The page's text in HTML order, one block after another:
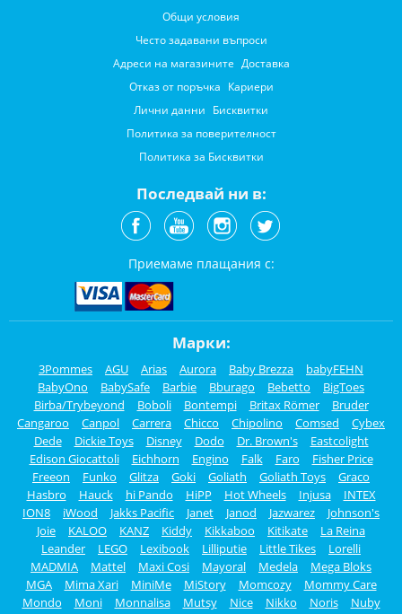
Общи условия
Често задавани въпроси
Адреси на магазините Доставка
Отказ от поръчка Кариери
Лични данни Бисквитки
Политика за поверителност
Политика за Бисквитки
Последвай ни в:
Приемаме плащания с:
Марки:
3Pommes AGU Arias Aurora Baby Brezza
babyFEHN
BabyOno
BabySafe Barbie Bburago Bebetto
BigToes
Birba/Trybeyond
Boboli Bontempi Britax Römer
Bruder
Cangaroo
Canpol Carrera Chicco Chipolino Comsed
Cybex
Dede
Dickie Toys Disney Dodo Dr. Brown's
Eastcolight
Edison Giocattoli
Eichhorn Engino Falk Faro
Fisher Price
Freeon
Funko Glitza Goki Goliath Goliath Toys
Graco
Hasbro
Hauck hi Pando HiPP Hot Wheels Injusa
INTEX
ION8
iWood Jakks Pacific Janet Janod Jazwarez
Johnson's
Joie
KALOO KANZ Kiddy Kikkaboo Kitikate
La Reina
Leander
LEGO Lexibook Lilliputie Little Tikes
Lorelli
MADMIA
Mattel Maxi Cosi Mayoral Medela
Mega Bloks
MGA
Mima Xari MiniMe MiStory Momcozy
Mommy Care
Mondo
Moni Monnalisa Mutsy Nice Nikko Noris
Nuby